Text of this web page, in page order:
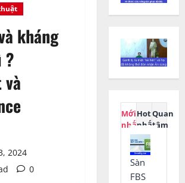
kháng
?
2024
0
Mới
nhất
Hot
nhất
Quan
tâm
Sàn
FBS